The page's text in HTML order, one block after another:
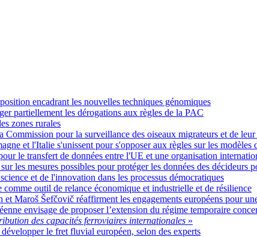
encadrant les nouvelles techniques génomiques
partiellement les dérogations aux règles de la PAC
zones rurales
pour la surveillance des oiseaux migrateurs et de
et l'Italie s'unissent pour s'opposer aux règles sur les modèles
le transfert de données entre l'UE et une organisation
les mesures possibles pour protéger les données des décideurs
et de l'innovation dans les processus démocratiques
outil de relance économique et industrielle et de résilience
Maroš Šefčovič réaffirment les engagements européens pour
envisage de proposer l’extension du régime temporaire
des capacités ferroviaires internationales »
le fret fluvial européen, selon des experts